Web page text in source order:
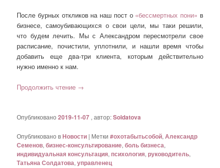
После бурных откликов на наш пост о «бессмертных пони» в
бизнесе, самоубивающихся о свои цели, мы таки решили,
что будем лечить. Мы с Александром пересмотрели свое
расписание, почистили, уплотнили, и нашли время чтобы
добавить еще два-три клиента, которым действительно
нужно именно к нам.
Продолжить чтение →
Опубликовано2019-11-07 , автор:Soldatova
Опубликовано вНовости | Метки #охотабытьсобой,Александр
Семенов,бизнес-консультирование,боль бизнеса,
индивидуальная консультация, психология,руководитель,
Татьяна Солдатова,управленец